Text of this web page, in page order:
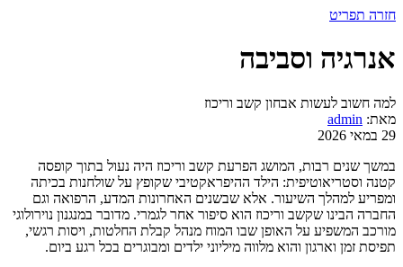
חזרה תפריט
אנרגיה וסביבה
למה חשוב לעשות אבחון קשב וריכוז
מאת: admin
29 במאי 2026
במשך שנים רבות, המושג הפרעת קשב וריכוז היה נעול בתוך קופסה
קטנה וסטריאוטיפית: הילד ההיפראקטיבי שקופץ על שולחנות בכיתה
ומפריע למהלך השיעור. אלא שבשנים האחרונות המדע, הרפואה וגם
החברה הבינו שקשב וריכוז הוא סיפור אחר לגמרי. מדובר במנגנון נוירולוגי
מורכב המשפיע על האופן שבו המוח מנהל קבלת החלטות, ויסות רגשי,
תפיסת זמן וארגון והוא מלווה מיליוני ילדים ומבוגרים בכל רגע ביום.